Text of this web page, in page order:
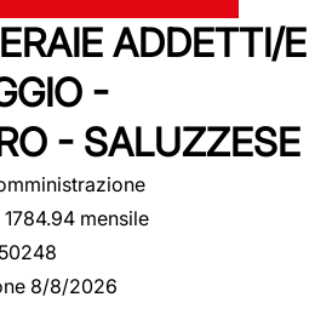
ADDETTI/E
-
- SALUZZESE
1784.94 mensile
8/8/2026